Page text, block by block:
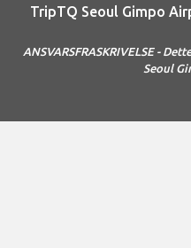
TripTQ Seoul Gimpo
ANSVARSFRASKRIVELSE -
Seoul